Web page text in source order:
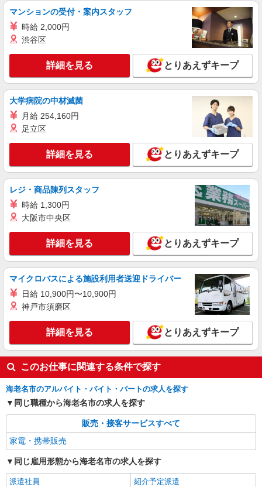
マンションの受付・案内スタッフ
時給 2,000円
渋谷区
詳細を見る とりあえずキープ
大学病院の中材滅菌
月給 254,160円
足立区
詳細を見る とりあえずキープ
レジ・商品陳列スタッフ
時給 1,300円
大阪市中央区
詳細を見る とりあえずキープ
マイクロバスによる施設利用者送迎ドライバー
日給 10,900円〜10,900円
神戸市須磨区
詳細を見る とりあえずキープ
このお仕事に関連する条件で探す
海老名市のアルバイト・バイト・パートの求人を探す
同じ職種から海老名市の求人を探す
販売・接客サービスすべて
家電・携帯販売
同じ雇用形態から海老名市の求人を探す
派遣社員 紹介予定派遣